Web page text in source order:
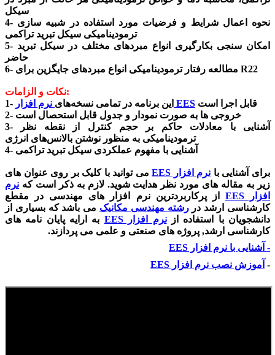
سیکل
4- نحوه اعمال شرایط و فرضیات مورد استفاده در شبیه سازی
ترمودینامیکی سیکل تبرید تراکمی
5- امکان سنجی بکارگیری انواع مبردهای مختلف در سیکل تبرید
حاضر
6- مطالعه رفتار ترمودینامیکی انواع مبردهای جایگزین برای R22
نکات و الزامات:
1- این برنامه در تمامی نسخه‌های نرم افزار EES قابل اجرا است
2- خروجی ها به صورت نمودار و جدول قابل استحصال است
3- آشنایی با معادلات حاکم بر حجم کنترل از نقطه نظر
ترمودینامیکی به منظور نوشتن بالانس‌های انرژی
4- آشنایی با مفهوم عملکردی سیکل تبرید تراکمی
برای آشنایی با نرم افزار EES می توانید با کلیک بر روی عنوان های
زیر به مقاله های مورد نظر هدایت شوید. لازم به ذکر است که نرم
افزارEES
از پرکاربردترین نرم افزار های مهندسی در مقطع
کارشناسی ارشد دررشته مهندسی مکانیک می باشد که بسیاری از
دانشجویان با استفاده از
نرم افزارEES به ارایه پایان نامه های
کارشناسی ارشد, پروژه های صنعتی و علمی می پردازند.
- آشنایی با نرم افزار EES
- آموزش نصب نرم افزار EES